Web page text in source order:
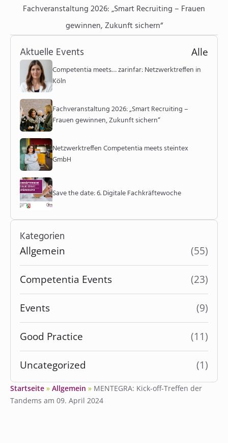
Fachveranstaltung 2026: „Smart Recruiting – Frauen
gewinnen, Zukunft sichern“
Aktuelle Events Alle
Competentia meets… zarinfar: Netzwerktreffen in
Köln
Fachveranstaltung 2026: „Smart Recruiting –
Frauen gewinnen, Zukunft sichern“
Netzwerktreffen Competentia meets steintex
GmbH
Save the date: 6. Digitale Fachkräftewoche
Kategorien
Allgemein (55)
Competentia Events (23)
Events (9)
Good Practice (11)
Uncategorized (1)
Startseite » Allgemein » MENTEGRA: Kick-off-Treffen der
Tandems am 09. April 2024